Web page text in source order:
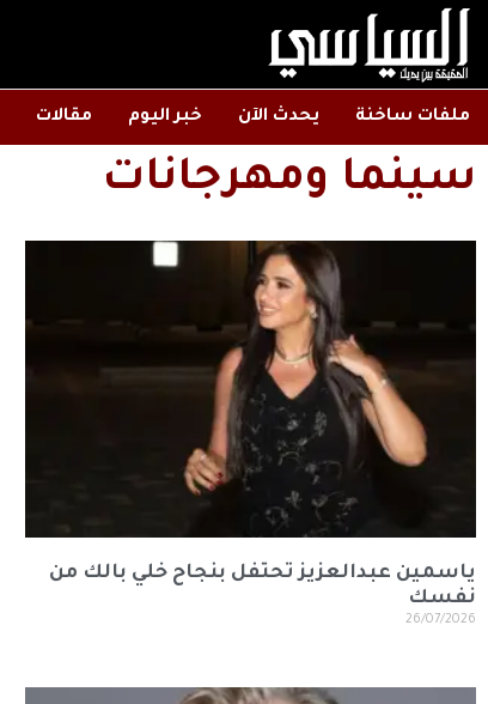
ملفات ساخنة يحدث الآن خبر اليوم مقالات
سينما ومهرجانات
ياسمين عبدالعزيز تحتفل بنجاح خلي بالك من
نفسك
26/07/2026